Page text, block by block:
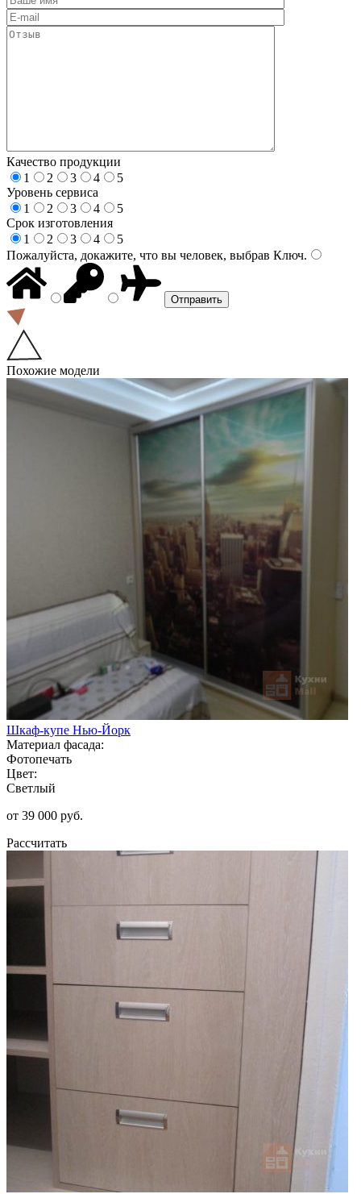
Качество продукции
1
2 3 4
5
Уровень сервиса
1
2 3 4
5
Срок изготовления
1
2 3 4
5
Пожалуйста, докажите, что вы человек, выбрав Ключ.
Похожие модели
Шкаф-купе Нью-Йорк
Материал фасада:
Фотопечать
Цвет:
Светлый
от 39 000 руб.
Рассчитать